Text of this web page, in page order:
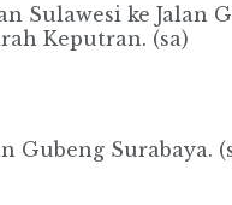
Sulawesi ke Jalan
Keputran. (sa)
Gubeng Surabaya.